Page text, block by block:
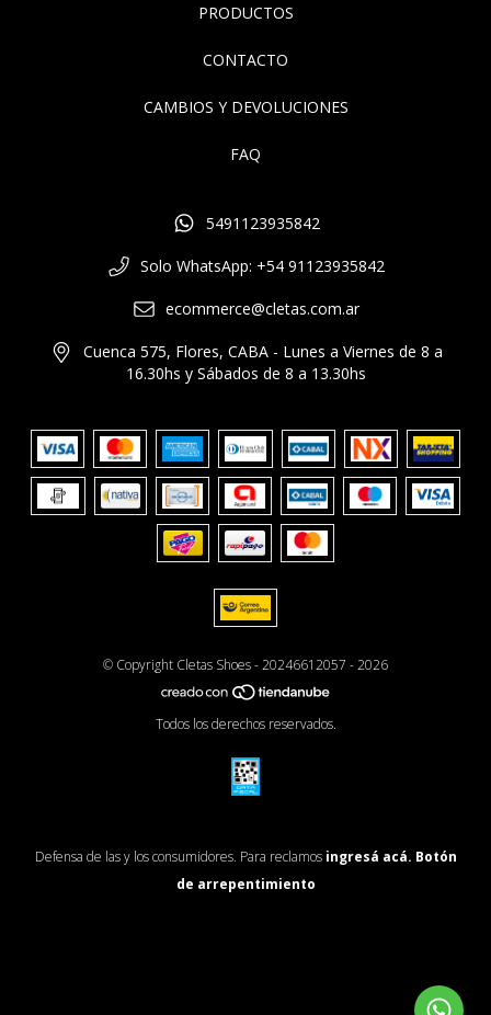
PRODUCTOS
CONTACTO
CAMBIOS Y DEVOLUCIONES
FAQ
5491123935842
Solo WhatsApp: +54 91123935842
ecommerce@cletas.com.ar
Cuenca 575, Flores, CABA - Lunes a Viernes de 8 a
16.30hs y Sábados de 8 a 13.30hs
© Copyright Cletas Shoes - 20246612057 - 2026
Todos los derechos reservados.
Defensa de las y los consumidores. Para reclamos ingresá acá. Botón
de arrepentimiento